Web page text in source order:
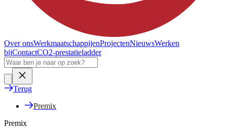
Over onsWerkmaatschappijenProjectenNieuwsWerken
bijContactCO2-prestatieladder
Terug
Premix
Premix